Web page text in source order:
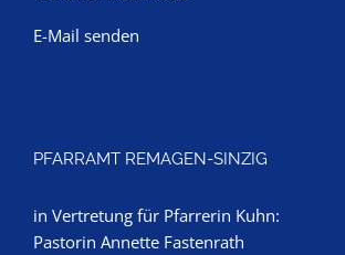
E-Mail senden
PFARRAMT REMAGEN-SINZIG
in Vertretung für Pfarrerin Kuhn:
Pastorin Annette Fastenrath